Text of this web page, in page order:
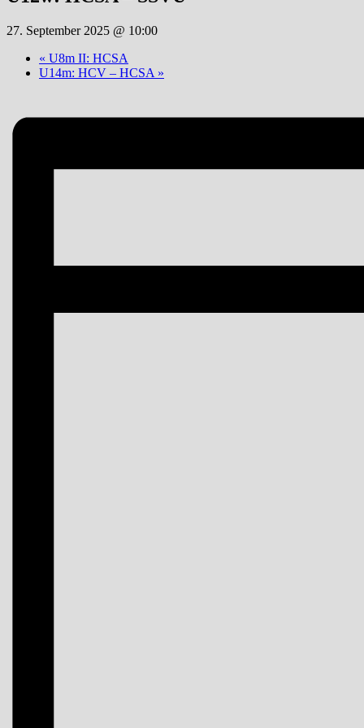
27. September 2025 @ 10:00
« U8m II: HCSA
U14m: HCV – HCSA »